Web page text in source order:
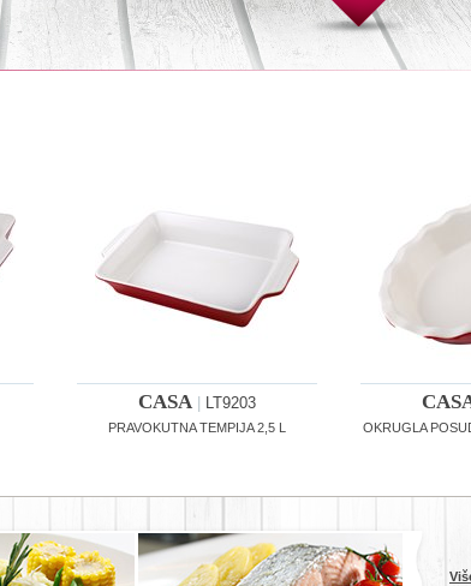
CASA LT9203
PRAVOKUTNA TEMPIJA 2,5 L OKRUGLA